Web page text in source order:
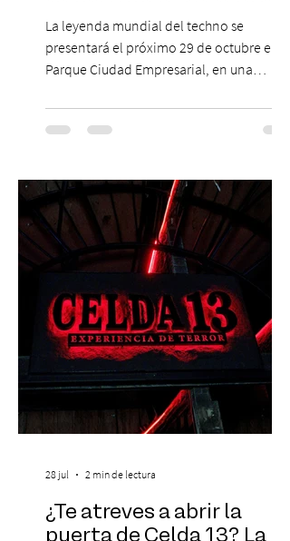
del jueves en una
celebración de música
electrónica
La leyenda mundial del techno se
presentará el próximo 29 de octubre en
Parque Ciudad Empresarial, en una
vivir una jornada de música, comunidad y
cultura electrónica desde las 18:00 horas.
viernes 31 de julio, a las 13:00 horas, a
través de Passline. Hay artistas que marcan
una época y otros que construyen la
historia. Carl Cox pertenece a esta última
categoría. Considerado una de las figura
¿Te atreves a abrir la
puerta de Celda 13? La
28 jul 2 min de lectura